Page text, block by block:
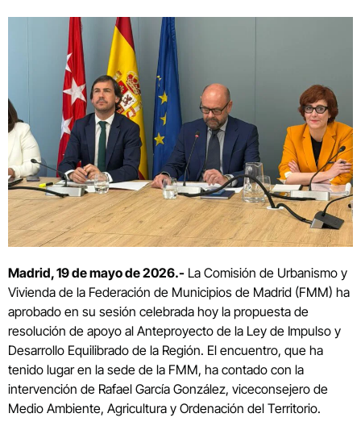
Madrid, 19 de mayo de 2026.- La Comisión de Urbanismo y
Vivienda de la Federación de Municipios de Madrid (FMM) ha
aprobado en su sesión celebrada hoy la propuesta de
resolución de apoyo al Anteproyecto de la Ley de Impulso y
Desarrollo Equilibrado de la Región. El encuentro, que ha
tenido lugar en la sede de la FMM, ha contado con la
intervención de Rafael García González, viceconsejero de
Medio Ambiente, Agricultura y Ordenación del Territorio.